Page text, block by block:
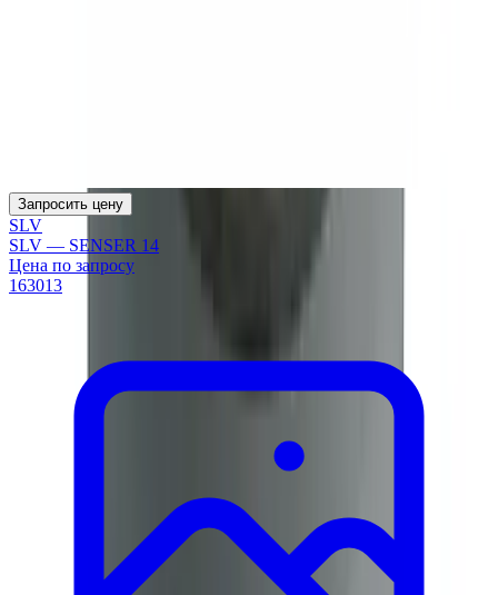
Запросить цену
SLV
SLV — SENSER 14
Цена по запросу
163013